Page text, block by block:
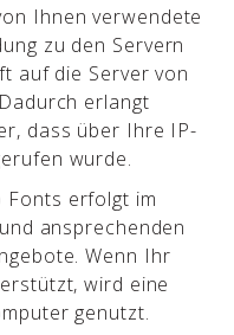
Ihnen verwendete
zu den Servern
auf die Server von
erlangt
dass über Ihre IP-
wurde.
Fonts erfolgt im
ansprechenden
Wenn Ihr
wird eine
genutzt.